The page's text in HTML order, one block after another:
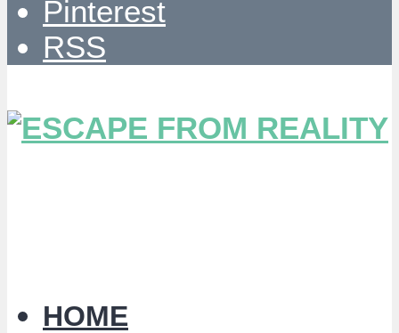
Pinterest
RSS
HOME